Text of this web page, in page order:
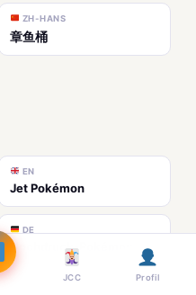
ZH-HANS
章鱼桶
EN
Jet Pokémon
DE
Hochdruck-Pokémon
JCC Profil